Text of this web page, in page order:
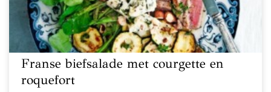
Franse biefsalade met courgette en
roquefort